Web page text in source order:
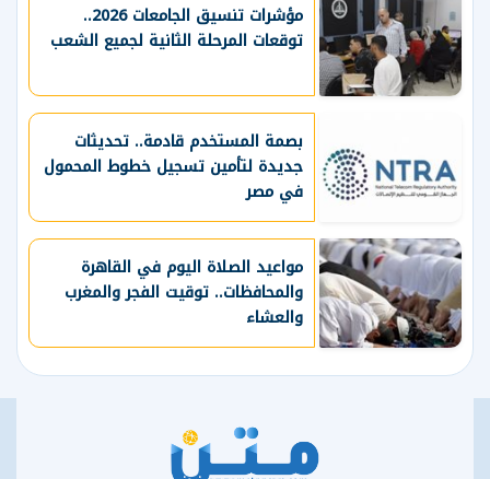
مؤشرات تنسيق الجامعات 2026..
توقعات المرحلة الثانية لجميع الشعب
بصمة المستخدم قادمة.. تحديثات
جديدة لتأمين تسجيل خطوط المحمول
في مصر
مواعيد الصلاة اليوم في القاهرة
والمحافظات.. توقيت الفجر والمغرب
والعشاء